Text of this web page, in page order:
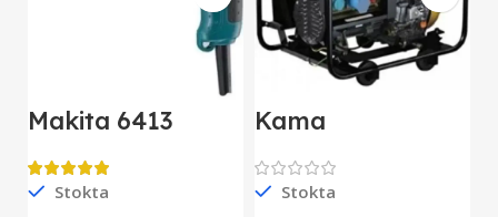
Makita 6413
Stokta
Kama
Kipor Dizel
Jeneratör Marşlı
Monofaze
Stokta